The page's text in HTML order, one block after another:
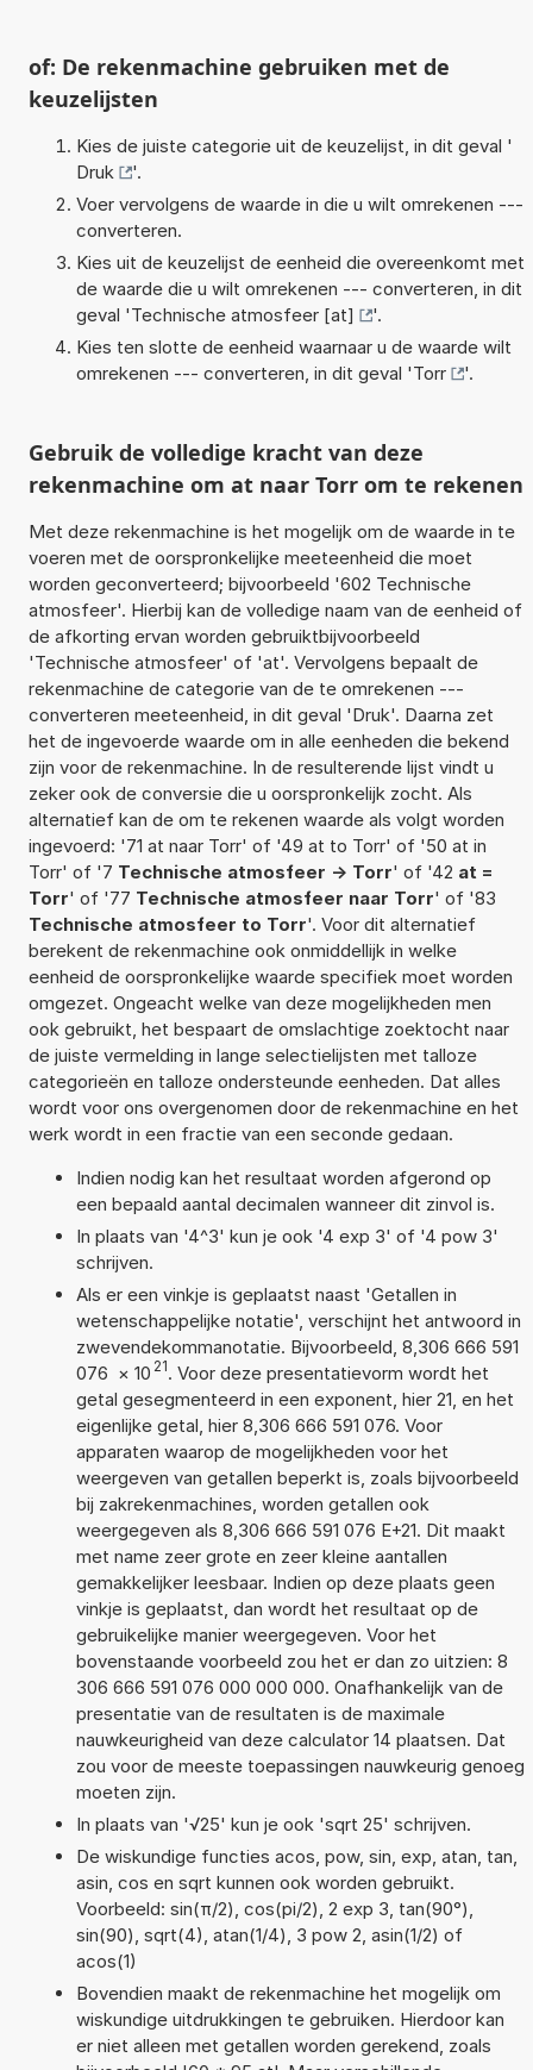
of: De rekenmachine gebruiken met de
keuzelijsten
Kies de juiste categorie uit de keuzelijst, in dit geval '
Druk
'.
Voer vervolgens de waarde in die u wilt omrekenen ---
converteren.
Kies uit de keuzelijst de eenheid die overeenkomt met
de waarde die u wilt omrekenen --- converteren, in dit
geval 'Technische atmosfeer [at]
'.
Kies ten slotte de eenheid waarnaar u de waarde wilt
omrekenen --- converteren, in dit geval 'Torr '.
Gebruik de volledige kracht van deze
rekenmachine om at naar Torr om te rekenen
Met deze rekenmachine is het mogelijk om de waarde in te
voeren met de oorspronkelijke meeteenheid die moet
worden geconverteerd; bijvoorbeeld '602 Technische
atmosfeer'. Hierbij kan de volledige naam van de eenheid of
de afkorting ervan worden gebruiktbijvoorbeeld
'Technische atmosfeer' of 'at'. Vervolgens bepaalt de
rekenmachine de categorie van de te omrekenen ---
converteren meeteenheid, in dit geval 'Druk'. Daarna zet
het de ingevoerde waarde om in alle eenheden die bekend
zijn voor de rekenmachine. In de resulterende lijst vindt u
zeker ook de conversie die u oorspronkelijk zocht. Als
alternatief kan de om te rekenen waarde als volgt worden
ingevoerd: '71 at naar Torr' of '49 at to Torr' of '50 at in
Torr' of '7 Technische atmosfeer -> Torr' of '42 at =
Torr' of '77 Technische atmosfeer naar Torr' of '83
Technische atmosfeer to Torr'. Voor dit alternatief
berekent de rekenmachine ook onmiddellijk in welke
eenheid de oorspronkelijke waarde specifiek moet worden
omgezet. Ongeacht welke van deze mogelijkheden men
ook gebruikt, het bespaart de omslachtige zoektocht naar
de juiste vermelding in lange selectielijsten met talloze
categorieën en talloze ondersteunde eenheden. Dat alles
wordt voor ons overgenomen door de rekenmachine en het
werk wordt in een fractie van een seconde gedaan.
Indien nodig kan het resultaat worden afgerond op
een bepaald aantal decimalen wanneer dit zinvol is.
In plaats van '4^3' kun je ook '4 exp 3' of '4 pow 3'
schrijven.
Als er een vinkje is geplaatst naast 'Getallen in
wetenschappelijke notatie', verschijnt het antwoord in
zwevendekommanotatie. Bijvoorbeeld, 8,306 666 591
076 × 10 21. Voor deze presentatievorm wordt het
getal gesegmenteerd in een exponent, hier 21, en het
eigenlijke getal, hier 8,306 666 591 076. Voor
apparaten waarop de mogelijkheden voor het
weergeven van getallen beperkt is, zoals bijvoorbeeld
bij zakrekenmachines, worden getallen ook
weergegeven als 8,306 666 591 076 E+21. Dit maakt
met name zeer grote en zeer kleine aantallen
gemakkelijker leesbaar. Indien op deze plaats geen
vinkje is geplaatst, dan wordt het resultaat op de
gebruikelijke manier weergegeven. Voor het
bovenstaande voorbeeld zou het er dan zo uitzien: 8
306 666 591 076 000 000 000. Onafhankelijk van de
presentatie van de resultaten is de maximale
nauwkeurigheid van deze calculator 14 plaatsen. Dat
zou voor de meeste toepassingen nauwkeurig genoeg
moeten zijn.
In plaats van '√25' kun je ook 'sqrt 25' schrijven.
De wiskundige functies acos, pow, sin, exp, atan, tan,
asin, cos en sqrt kunnen ook worden gebruikt.
Voorbeeld: sin(π/2), cos(pi/2), 2 exp 3, tan(90°),
sin(90), sqrt(4), atan(1/4), 3 pow 2, asin(1/2) of
acos(1)
Bovendien maakt de rekenmachine het mogelijk om
wiskundige uitdrukkingen te gebruiken. Hierdoor kan
er niet alleen met getallen worden gerekend, zoals